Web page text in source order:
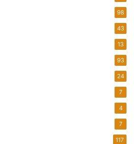
98
43
13
93
24
7
4
7
117